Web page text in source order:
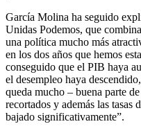
García Molina ha seguido
Unidas Podemos, que
una política mucho más
en los dos años que hemos
conseguido que el PIB haya
el desempleo haya
queda mucho – buena parte
recortados y además las tasas
bajado significativamente”.